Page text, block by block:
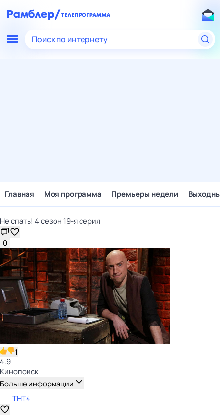
Поиск по интернету
Главная Моя программа Премьеры недели
Не спать! 4 сезон 19-я серия
0
1
4.9
Кинопоиск
Больше информации
ТНТ4